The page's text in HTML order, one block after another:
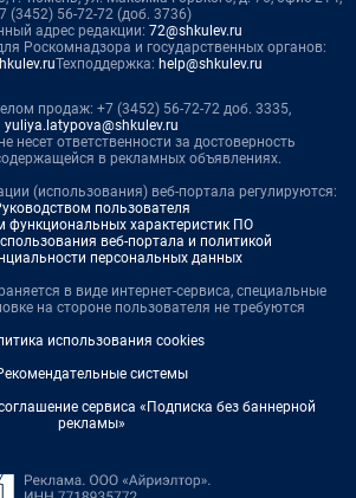
(3452) 56-72-72 (доб. 3736)
адрес редакции: 72@shkulev.ru
Роскомнадзора и государственных органов:
Техподдержка: help@shkulev.ru
продаж: +7 (3452) 56-72-72 доб. 3335,
yuliya.latypova@shkulev.ru
несет ответственности за достоверность
в рекламных объявлениях.
(использования) веб-портала регулируются:
пользователя
функциональных характеристик ПО
веб-портала и политикой
персональных данных
в виде интернет-сервиса, специальные
на стороне пользователя не требуются
использования cookies
системы
сервиса «Подписка без баннерной
рекламы»